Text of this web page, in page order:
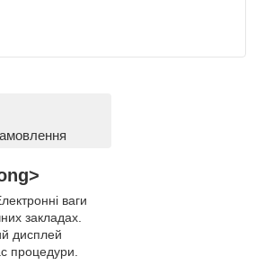
ваги
закладах.
дисплей
процедури.